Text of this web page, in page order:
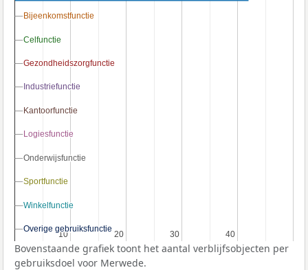
10
10 20
20 30
30 40
40
Bijeenkomstfunctie
Bijeenkomstfunctie
Celfunctie
Celfunctie
Gezondheidszorgfunctie
Gezondheidszorgfunctie
Industriefunctie
Industriefunctie
Kantoorfunctie
Kantoorfunctie
Logiesfunctie
Logiesfunctie
Onderwijsfunctie
Onderwijsfunctie
Sportfunctie
Sportfunctie
Winkelfunctie
Winkelfunctie
Overige gebruiksfunctie
Overige gebruiksfunctie
Bovenstaande grafiek toont het aantal verblijfsobjecten per
gebruiksdoel voor Merwede.